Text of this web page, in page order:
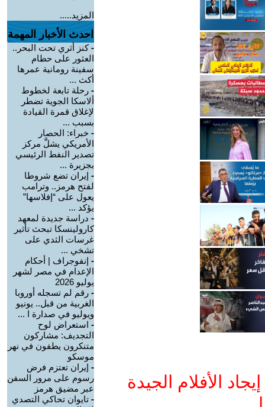
الأفلام الجيدة
المزيد.....
احدث الأخبار المهمة
-كنز أثري تحت البحر..
العثور على حطام
سفينة رومانية عمرها
أكث ...
- رحلة تابعة لخطوط
ألاسكا الجوية تضطر
لإغلاق قمرة القيادة
بسبب ...
- خبراء: الحصار
الأمريكي يشلَّ مركز
تصدير النفط الرئيسي
بجزيرة ...
- إيران تضع شروطا
لفتح هرمز.. وترامب
يعول على “إفلاسها”
يؤكد ...
- دراسة جديدة لمعهد
كارولينسكا تبحث تأثير
غرسات الثدي على
تشخي ...
- إنفوجراف | أحكام
الإعدام في مصر لشهر
يوليو 2026
- رقم لم تسجله أوروبا
الغربية من قبل.. يونيو
ويوليو في صدارة ا ...
- استعراض لوح
التجديف: مشاركون
متنكرون يطفون في نهر
موسكو
- إيران تعتزم فرض
رسوم على مرور السفن
عبر مضيق هرمز
- تايوان تحاكي التصدي